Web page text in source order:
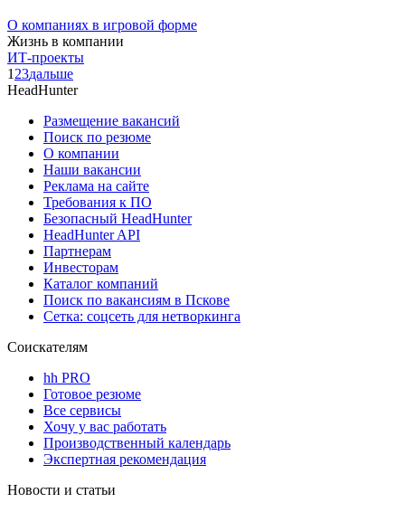
О компаниях в игровой форме
Жизнь в компании
ИТ-проекты
1 23дальше
HeadHunter
Размещение вакансий
Поиск по резюме
О компании
Наши вакансии
Реклама на сайте
Требования к ПО
Безопасный HeadHunter
HeadHunter API
Партнерам
Инвесторам
Каталог компаний
Поиск по вакансиям в Пскове
Сетка: соцсеть для нетворкинга
Соискателям
hh PRO
Готовое резюме
Все сервисы
Хочу у вас работать
Производственный календарь
Экспертная рекомендация
Новости и статьи